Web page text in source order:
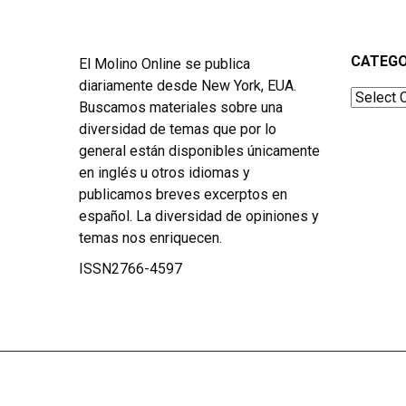
El Molino Online se publica
diariamente desde New York, EUA.
Buscamos materiales sobre una
diversidad de temas que por lo
general están disponibles únicamente
en inglés u otros idiomas y
publicamos breves excerptos en
español. La diversidad de opiniones y
temas nos enriquecen.
ISSN2766-4597